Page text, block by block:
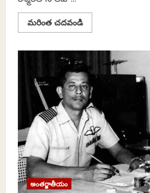
మరింత చదవండిRead
more
రక్షణ
కవచాన్ని
పరీక్షించటానికి
300-
400
డ్రోనులు
ప్రయోగించిన
పాకిస్తాన్‌
అంతర్జాతీయం